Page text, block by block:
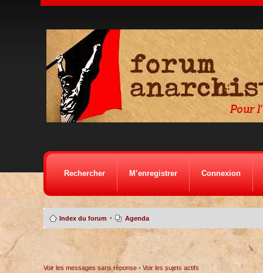
Rechercher M’enregistrer Connexion
Index du forum • Agenda
Voir les messages sans réponse• Voir les sujets actifs